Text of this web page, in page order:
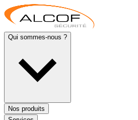
Qui sommes-nous ?
Nos produits